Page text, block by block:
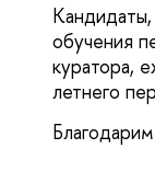
обучения
куратора,
летнего